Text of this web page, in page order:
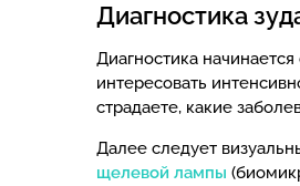
Диагностика
Диагностика
интересовать
страдаете, какие
Далее следует
щелевой лампы